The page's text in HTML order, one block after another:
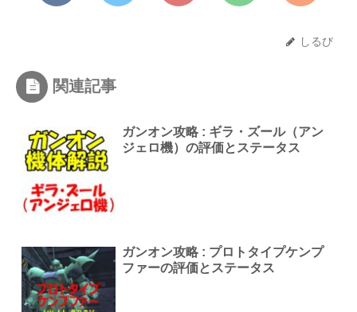
しるび
関連記事
ガンオン攻略 : ギラ・ズール（アン
ジェロ機）の評価とステータス
ガンオン攻略 : プロトタイプケンプ
ファーの評価とステータス